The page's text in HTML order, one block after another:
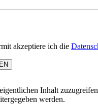
akzeptiere ich die
Inhalt
werden.